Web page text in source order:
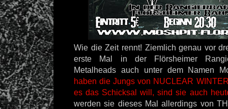
Wie die Zeit rennt! Ziemlich genau vor
erste Mal in der Flörsheimer
Metalheads auch unter dem Namen
haben die Jungs von NUCLEAR
es das Schicksal will, sind sie auch
werden sie dieses Mal allerdings von